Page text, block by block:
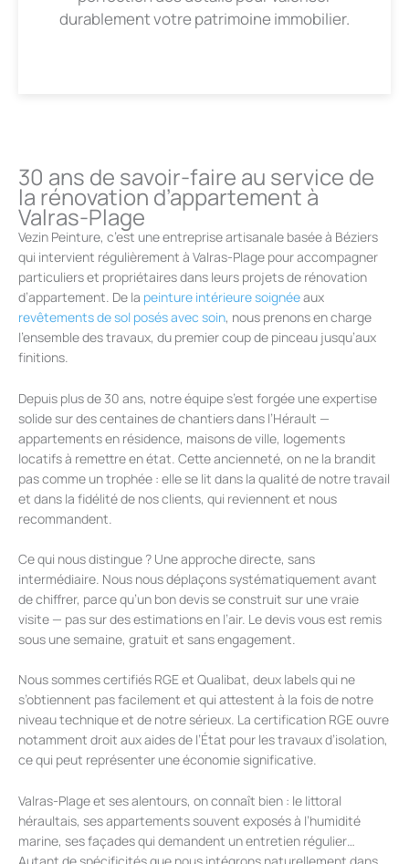
durablement votre patrimoine immobilier.
30 ans de savoir-faire au service de
la rénovation d’appartement à
Valras-Plage
Vezin Peinture, c’est une entreprise artisanale basée à Béziers
qui intervient régulièrement à Valras-Plage pour accompagner
particuliers et propriétaires dans leurs projets de rénovation
d’appartement. De la peinture intérieure soignéeaux
revêtements de sol posés avec soin, nous prenons en charge
l’ensemble des travaux, du premier coup de pinceau jusqu’aux
finitions.
Depuis plus de 30 ans, notre équipe s’est forgée une expertise
solide sur des centaines de chantiers dans l’Hérault —
appartements en résidence, maisons de ville, logements
locatifs à remettre en état. Cette ancienneté, on ne la brandit
pas comme un trophée : elle se lit dans la qualité de notre travail
et dans la fidélité de nos clients, qui reviennent et nous
recommandent.
Ce qui nous distingue ? Une approche directe, sans
intermédiaire. Nous nous déplaçons systématiquement avant
de chiffrer, parce qu’un bon devis se construit sur une vraie
visite — pas sur des estimations en l’air. Le devis vous est remis
sous une semaine, gratuit et sans engagement.
Nous sommes certifiés RGE et Qualibat, deux labels qui ne
s’obtiennent pas facilement et qui attestent à la fois de notre
niveau technique et de notre sérieux. La certification RGE ouvre
notamment droit aux aides de l’État pour les travaux d’isolation,
ce qui peut représenter une économie significative.
Valras-Plage et ses alentours, on connaît bien : le littoral
héraultais, ses appartements souvent exposés à l’humidité
marine, ses façades qui demandent un entretien régulier…